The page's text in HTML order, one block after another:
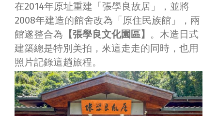
在2014年原址重建「張學良故居」，並將
2008年建造的館舍改為「原住民族館」，兩
館遂整合為 【張學良文化園區】 。木造日式
建築總是特別美拍，來這走走的同時，也用
照片記錄這趟旅程。